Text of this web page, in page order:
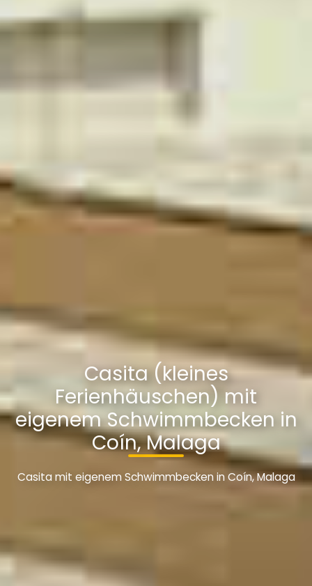
Casita (kleines
Ferienhäuschen) mit
eigenem Schwimmbecken in
Coín, Malaga
Casita mit eigenem Schwimmbecken in Coín, Malaga